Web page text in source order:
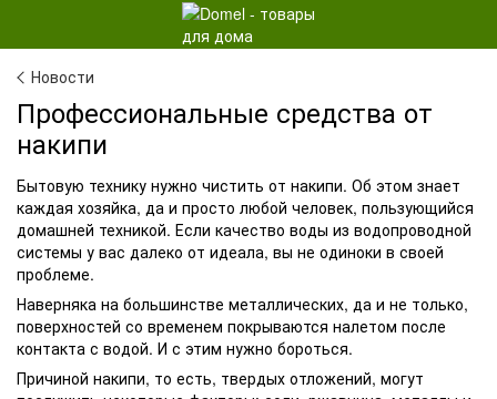
Новости
Профессиональные средства от
накипи
Бытовую технику нужно чистить от накипи. Об этом знает
каждая хозяйка, да и просто любой человек, пользующийся
домашней техникой. Если качество воды из водопроводной
системы у вас далеко от идеала, вы не одиноки в своей
проблеме.
Наверняка на большинстве металлических, да и не только,
поверхностей со временем покрываются налетом после
контакта с водой. И с этим нужно бороться.
Причиной накипи, то есть, твердых отложений, могут